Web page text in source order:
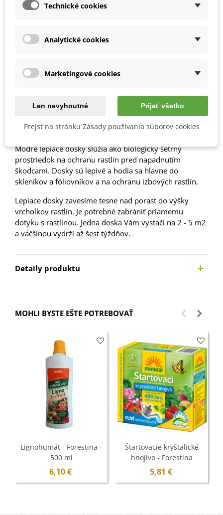
Upozorníme vás, keď bude
Popis
Modré lepiace dosky slúžia ako biologicky šetrný
prostriedok na ochranu rastlín pred napadnutím
škodcami. Dosky sú lepivé a hodia sa hlavne do
skleníkov a fóliovníkov a na ochranu izbových rastlín.
Lepiace dosky zavesíme tesne nad porast do výšky
vrcholkov rastlín. Je potrebné zabrániť priamemu
dotyku s rastlinou. Jedna doska Vám vystačí na 2 - 5 m2
a väčšinou vydrží až šest týždňov.
Detaily produktu
MOHLI BYSTE EŠTE POTREBOVAŤ
Lignohumát - Forestina -
500 ml
6,10 €
Štartovacie kryštalické
hnojivo - Forestina
Mineral - 400 g
5,81 €
Technické cookies
Analytické cookies
Marketingové cookies
Len nevyhnutné Prijať všetko
Prejsť na stránku Zásady používania súborov cookies